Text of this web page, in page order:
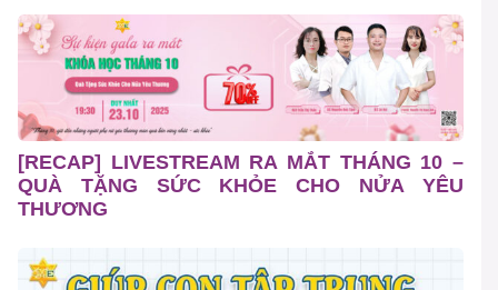
[RECAP] LIVESTREAM RA MẮT THÁNG 10 –
QUÀ TẶNG SỨC KHỎE CHO NỬA YÊU
THƯƠNG